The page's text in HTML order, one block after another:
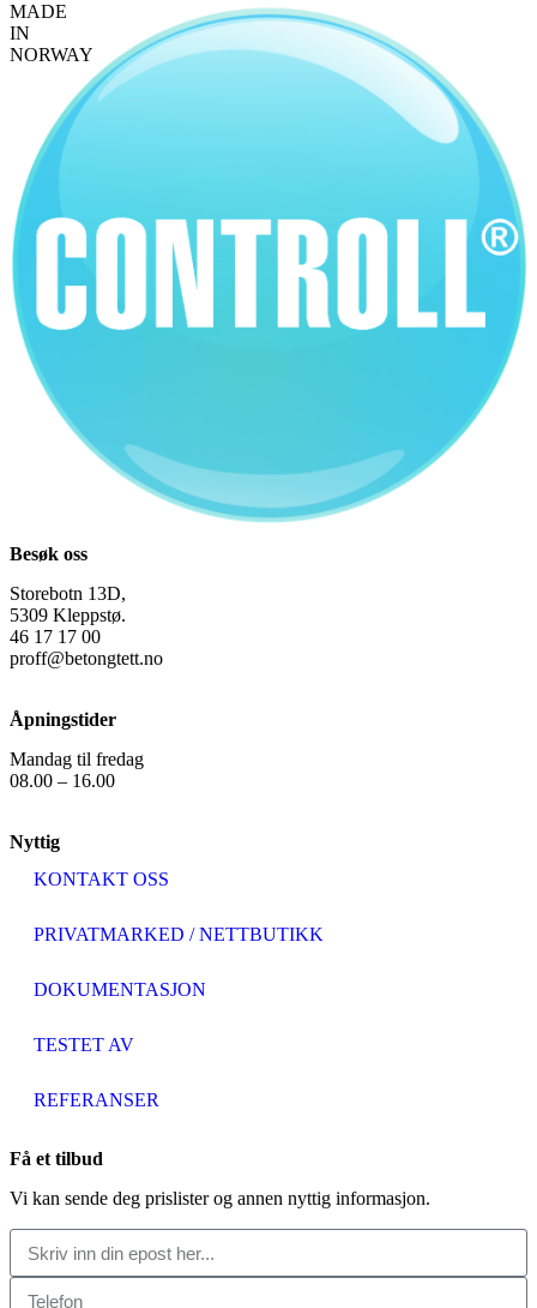
MADE
IN
NORWAY
Besøk oss
Storebotn 13D,
5309 Kleppstø.
46 17 17 00
proff@betongtett.no
Åpningstider
Mandag til fredag
08.00 – 16.00
Nyttig
KONTAKT OSS
PRIVATMARKED / NETTBUTIKK
DOKUMENTASJON
TESTET AV
REFERANSER
Få et tilbud
Vi kan sende deg prislister og annen nyttig informasjon.